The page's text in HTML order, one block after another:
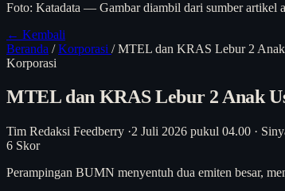
Foto: Katadata — Gambar diambil dari sumber artikel
← Kembali
Beranda / Korporasi / MTEL dan KRAS Lebur 2
Korporasi
MTEL dan KRAS Lebur 2 Anak
Tim Redaksi Feedberry ·2 Juli 2026 pukul 04.00 ·
6 Skor
Perampingan BUMN menyentuh dua emiten besar,